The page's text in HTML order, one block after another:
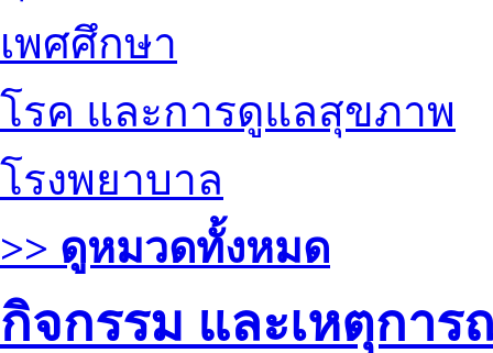
เพศศึกษา
โรค และการดูแลสุขภาพ
โรงพยาบาล
>> ดูหมวดทั้งหมด
กิจกรรม และเหตุกา